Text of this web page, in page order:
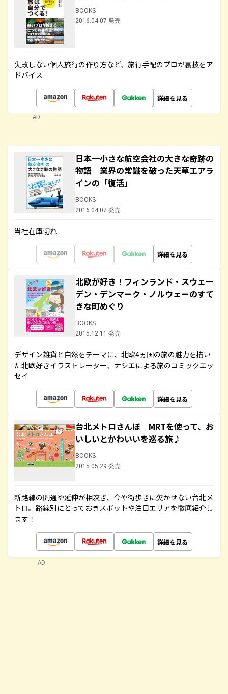
BOOKS
2016.04.07 発売
失敗しない個人旅行の作り方など、旅行手配のプロが裏技をア
ドバイス
詳細を見る
AD
日本一小さな航空会社の大きな奇跡の
物語 業界の常識を破った天草エアラ
インの「復活」
BOOKS
2016.04.07 発売
当社在庫切れ
詳細を見る
北欧が好き！フィンランド・スウェー
デン・デンマーク・ノルウェーのすて
きな町めぐり
BOOKS
2015.12.11 発売
デザイン雑貨と自然をテーマに、北欧4ヵ国の旅の魅力を描い
た北欧好きイラストレーター、ナシエによる旅のコミックエッ
セイ
詳細を見る
台北メトロさんぽ MRTを使って、お
いしいとかわいいを巡る旅♪
BOOKS
2015.05.29 発売
新路線の開通や延伸が相次ぎ、今や街歩きに欠かせない台北メ
トロ。路線別にとっておきスポットや注目エリアを徹底紹介し
ます！
詳細を見る
AD